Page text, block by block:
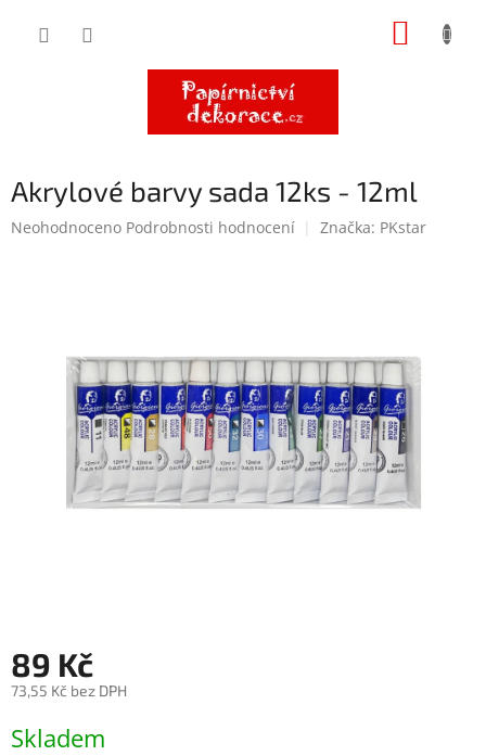
Akrylové barvy sada 12ks - 12ml
Průměrné
hvězdiček.
Neohodnoceno Podrobnosti hodnocení Značka: PKstar
89 Kč
73,55 Kč bez DPH
cena:
Skladem